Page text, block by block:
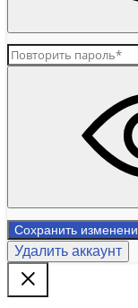
Сохранить
Удалить аккаунт